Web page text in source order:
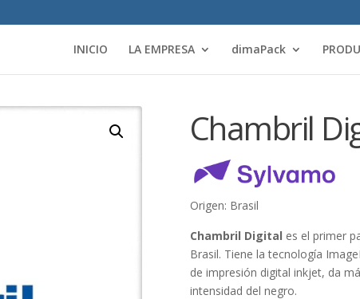
INICIO LA EMPRESA dimaPack
Chambril
Origen: Brasil
Chambril Digital es el primer
Brasil. Tiene la tecnología
de impresión digital inkjet, da
intensidad del negro.